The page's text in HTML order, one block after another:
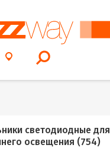
светодиодные для
освещения (754)